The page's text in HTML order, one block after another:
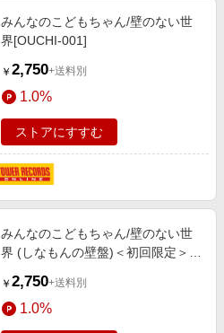
みんなのこどもちゃん/壁のない世
界[OUCHI-001]
￥ 2,750+送料別
1.0%
ストアにすすむ
みんなのこどもちゃん/壁のない世
界 (しなもんの壁盤)＜初回限定＞
￥ 2,750+送料別
1.0%